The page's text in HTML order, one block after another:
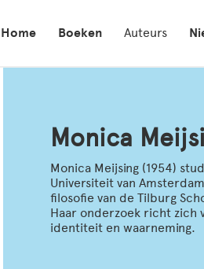
Home Boeken Auteurs
Monica
Monica Meijsing (1954)
Universiteit van
filosofie van de Tilburg
Haar onderzoek richt zich
identiteit en waarneming.